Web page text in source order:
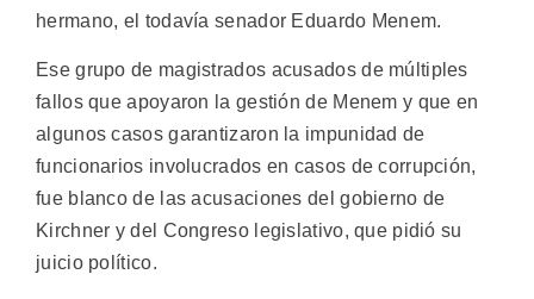
hermano, el todavía senador Eduardo Menem.
Ese grupo de magistrados acusados de múltiples
fallos que apoyaron la gestión de Menem y que en
algunos casos garantizaron la impunidad de
funcionarios involucrados en casos de corrupción,
fue blanco de las acusaciones del gobierno de
Kirchner y del Congreso legislativo, que pidió su
juicio político.